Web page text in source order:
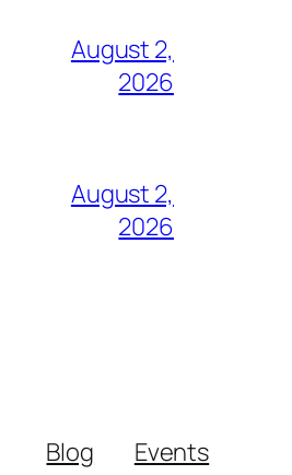
August 2,
2026
August 2,
2026
Blog
Events